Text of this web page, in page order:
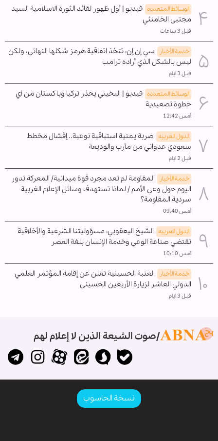
الوسائط المتعدده فيديو | أول ظهور لقائد الثورة الاسلامية السيد
مجتبى الخامنئي
قبل 3 ساعات
خدمة الأخبار
سي إن إن: تتخذ اتفاقية هرمز شكلها النهائي، ولكن
ليس بالشكل الذي أراده ترامب
قبل 3 ايام
الوسائط المتعدده فيديو | البخيتي يحذر تركيا وباكستان من أي
خطوة تصعيدية
أمس 12:42
الدول العربیه ضربة يمنية استباقية نوعية.. إفشال مخطط
سعودي عدواني من مأرب والوديعة
قبل 2 ايام
خدمة الأخبار
المقاومة لم تعد مجرد قوة ميدانية/ المعركة تدور
اليوم حول وعي الأمم / لماذا تستهدف وسائل الإعلام الغربية
سردية المقاومة؟
أمس 09:40
الدول العربیه الشيخ اليعقوبي: مسؤوليتنا الشرعية والأخلاقية
تقتضي صناعة الوعي وخدمة الإنسان بلغة العصر
أمس 10:10
خدمة الأخبار
العتبة الحسينية تعلن عن إقامة المؤتمر العلمي
الدولي العاشر لزيارة الأربعين الحسيني
قبل 3 ايام
صوت الشيعة الذين لا إعلام لهم
نسخة الحاسوب